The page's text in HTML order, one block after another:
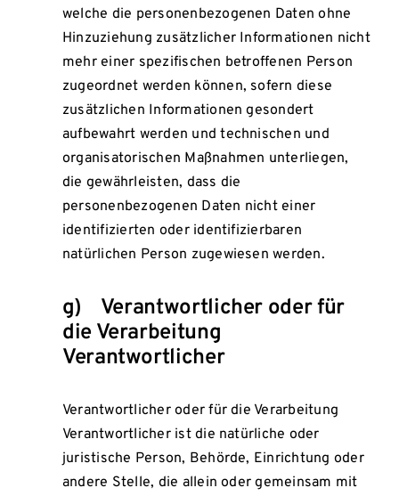
welche die personenbezogenen Daten ohne
Hinzuziehung zusätzlicher Informationen nicht
mehr einer spezifischen betroffenen Person
zugeordnet werden können, sofern diese
zusätzlichen Informationen gesondert
aufbewahrt werden und technischen und
organisatorischen Maßnahmen unterliegen,
die gewährleisten, dass die
personenbezogenen Daten nicht einer
identifizierten oder identifizierbaren
natürlichen Person zugewiesen werden.
g) Verantwortlicher oder für
die Verarbeitung
Verantwortlicher
Verantwortlicher oder für die Verarbeitung
Verantwortlicher ist die natürliche oder
juristische Person, Behörde, Einrichtung oder
andere Stelle, die allein oder gemeinsam mit